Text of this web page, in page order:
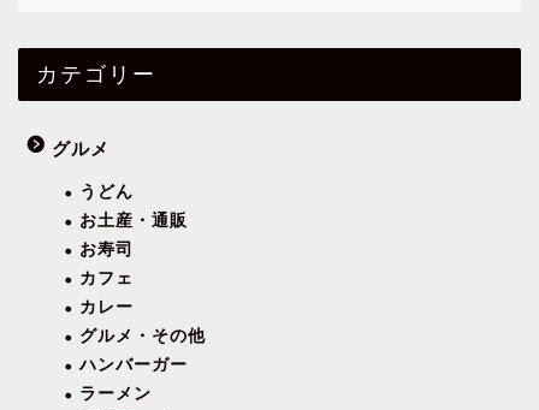
カテゴリー
グルメ
うどん
お土産・通販
お寿司
カフェ
カレー
グルメ・その他
ハンバーガー
ラーメン